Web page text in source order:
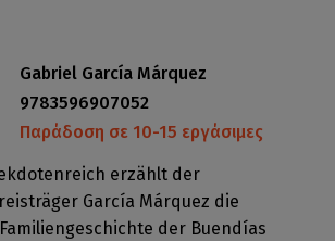
Gabriel García Márquez
9783596907052
Παράδοση σε 10-15 εργάσιμες
erzählt der
García Márquez die
der Buendías